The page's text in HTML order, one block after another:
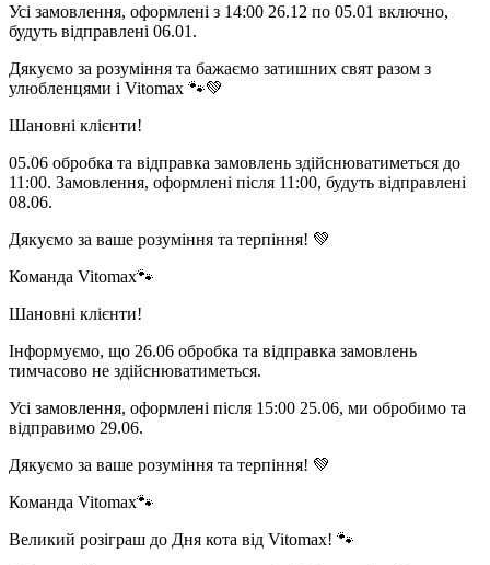
Усі замовлення, оформлені з 14:00 26.12 по 05.01 включно,
будуть відправлені 06.01.
Дякуємо за розуміння та бажаємо затишних свят разом з
улюбленцями і Vitomax 🐾💚
Шановні клієнти!
05.06 обробка та відправка замовлень здійснюватиметься до
11:00. Замовлення, оформлені після 11:00, будуть відправлені
08.06.
Дякуємо за ваше розуміння та терпіння! 💚
Команда Vitomax🐾
Шановні клієнти!
Інформуємо, що 26.06 обробка та відправка замовлень
тимчасово не здійснюватиметься.
Усі замовлення, оформлені після 15:00 25.06, ми обробимо та
відправимо 29.06.
Дякуємо за ваше розуміння та терпіння! 💚
Команда Vitomax🐾
Великий розіграш до Дня кота від Vitomax! 🐾